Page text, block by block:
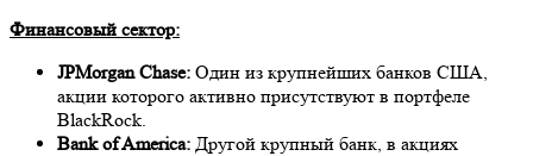
Финансовый сектор:
JPMorgan Chase: Один из крупнейших банков США,
акции которого активно присутствуют в портфеле
BlackRock.
Bank of America: Другой крупный банк, в акциях